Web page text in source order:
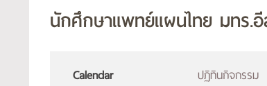
นักศึกษาแพทย์แผนไทย มทร.
Calendar
ปฏิทินกิจกรรม